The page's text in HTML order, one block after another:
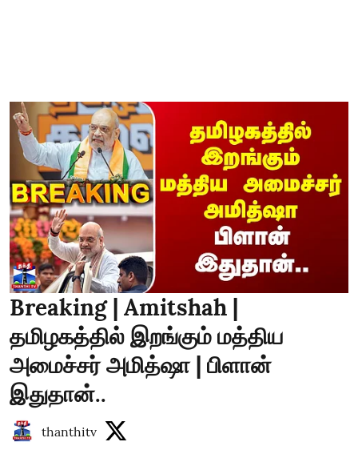
Breaking | Amitshah |
தமிழகத்தில் இறங்கும் மத்திய
அமைச்சர் அமித்ஷா | பிளான்
இதுதான்..
thanthitv